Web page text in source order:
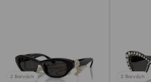
2 Barvách 2 Barvách